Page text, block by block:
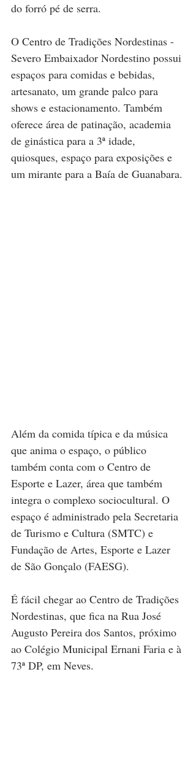
do forró pé de serra.
O Centro de Tradições Nordestinas -
Severo Embaixador Nordestino possui
espaços para comidas e bebidas,
artesanato, um grande palco para
shows e estacionamento. Também
oferece área de patinação, academia
de ginástica para a 3ª idade,
quiosques, espaço para exposições e
um mirante para a Baía de Guanabara.
Além da comida típica e da música
que anima o espaço, o público
também conta com o Centro de
Esporte e Lazer, área que também
integra o complexo sociocultural. O
espaço é administrado pela Secretaria
de Turismo e Cultura (SMTC) e
Fundação de Artes, Esporte e Lazer
de São Gonçalo (FAESG).
É fácil chegar ao Centro de Tradições
Nordestinas, que fica na Rua José
Augusto Pereira dos Santos, próximo
ao Colégio Municipal Ernani Faria e à
73ª DP, em Neves.